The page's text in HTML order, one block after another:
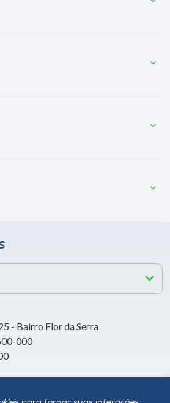
- Bairro Flor da Serra
000